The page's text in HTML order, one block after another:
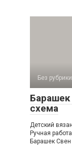
Без рубрики
схема
Детский
Ручная
Барашек Свен